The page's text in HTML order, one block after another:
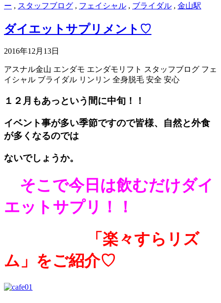
ー , スタッフブログ , フェイシャル , ブライダル , 金山駅
ダイエットサプリメント♡
2016年12月13日
アスナル金山 エンダモ エンダモリフト スタッフブログ フェ
イシャル ブライダル リンリン 全身脱毛 安全 安心
１２月もあっという間に中旬！！
イベント事が多い季節ですので皆様、自然と外食
が多くなるのでは
ないでしょうか。
そこで今日は飲むだけダイ
エットサプリ！！
「楽々すらリズ
ム」をご紹介♡